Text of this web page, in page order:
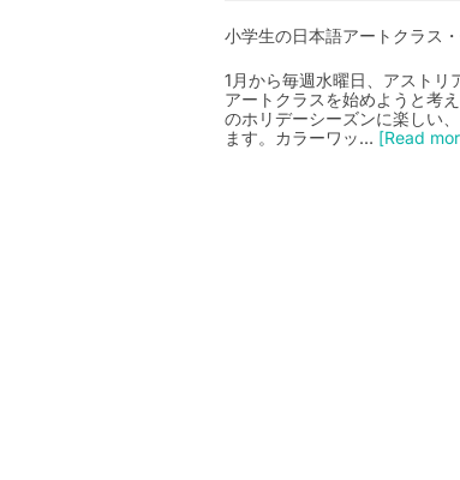
小学生の日本語アートクラス
1月から毎週水曜日、アスト
アートクラスを始めようと考
のホリデーシーズンに楽しい
ます。カラーワッ… [Read